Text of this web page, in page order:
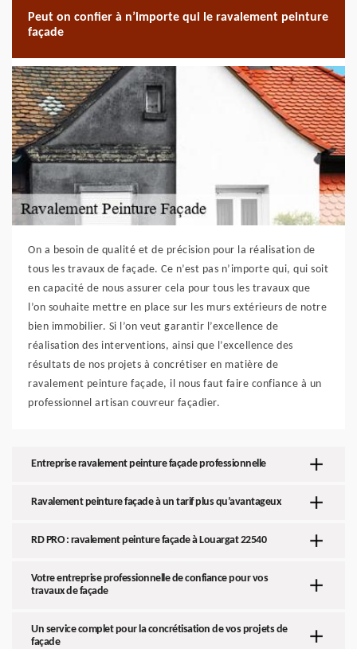
Peut on confier à n’importe qui le ravalement peinture
façade
On a besoin de qualité et de précision pour la réalisation de
tous les travaux de façade. Ce n’est pas n’importe qui, qui soit
en capacité de nous assurer cela pour tous les travaux que
l’on souhaite mettre en place sur les murs extérieurs de notre
bien immobilier. Si l’on veut garantir l’excellence de
réalisation des interventions, ainsi que l’excellence des
résultats de nos projets à concrétiser en matière de
ravalement peinture façade, il nous faut faire confiance à un
professionnel artisan couvreur façadier.
Entreprise ravalement peinture façade professionnelle
Ravalement peinture façade à un tarif plus qu’avantageux
RD PRO : ravalement peinture façade à Louargat 22540
Votre entreprise professionnelle de confiance pour vos
travaux de façade
Un service complet pour la concrétisation de vos projets de
façade